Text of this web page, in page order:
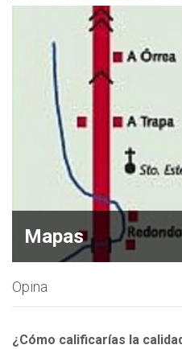
Mapas
Opina
¿Cómo calificarías la